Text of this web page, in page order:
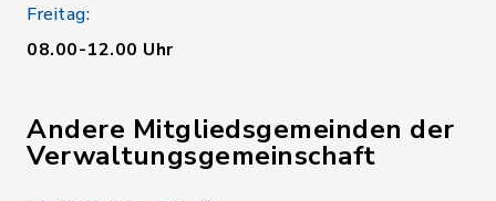
Freitag:
08.00-12.00 Uhr
Andere Mitgliedsgemeinden der
Verwaltungsgemeinschaft